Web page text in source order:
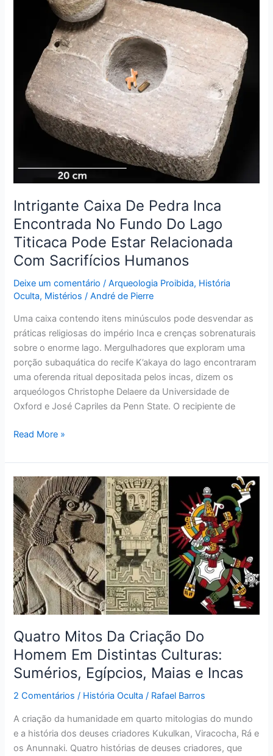
Intrigante Caixa De Pedra Inca
Encontrada No Fundo Do Lago
Titicaca Pode Estar Relacionada
Com Sacrifícios Humanos
Deixe um comentário /Arqueologia Proibida, História
Oculta, Mistérios /André de Pierre
Uma caixa contendo itens minúsculos pode desvendar as
práticas religiosas do império Inca e crenças sobrenaturais
sobre o enorme lago. Mergulhadores que exploram uma
porção subaquática do recife K’akaya do lago encontraram
uma oferenda ritual depositada pelos incas, dizem os
arqueólogos Christophe Delaere da Universidade de
Oxford e José Capriles da Penn State. O recipiente de
Encontrada
Fundo
Lago
Titicaca
Humanos
Read More »
Quatro Mitos Da Criação Do
Homem Em Distintas Culturas:
Sumérios, Egípcios, Maias e Incas
2 Comentários / História Oculta / Rafael Barros
A criação da humanidade em quarto mitologias do mundo
e a história dos deuses criadores Kukulkan, Viracocha, Rá e
os Anunnaki. Quatro histórias de deuses criadores, que
Quatro
Mitos
Da
Criação
Do
Homem
Em
Distintas
Culturas:
Sumérios,
Egípcios,
Maias
e
Incas